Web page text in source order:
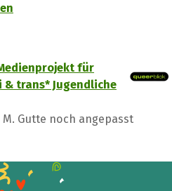
für
& trans* Jugendliche
Gutte noch angepasst
Spendenaktion
mehr Spenden zu sammeln!